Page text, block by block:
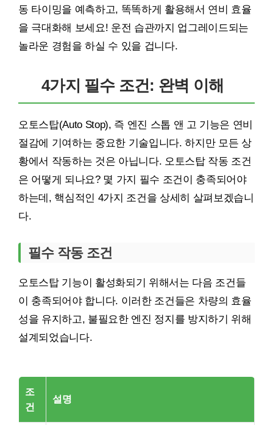
동 타이밍을 예측하고, 똑똑하게 활용해서 연비 효율
을 극대화해 보세요! 운전 습관까지 업그레이드되는
놀라운 경험을 하실 수 있을 겁니다.
4가지 필수 조건: 완벽 이해
오토스탑(Auto Stop), 즉 엔진 스톱 앤 고 기능은 연비
절감에 기여하는 중요한 기술입니다. 하지만 모든 상
황에서 작동하는 것은 아닙니다. 오토스탑 작동 조건
은 어떻게 되나요? 몇 가지 필수 조건이 충족되어야
하는데, 핵심적인 4가지 조건을 상세히 살펴보겠습니
다.
필수 작동 조건
오토스탑 기능이 활성화되기 위해서는 다음 조건들
이 충족되어야 합니다. 이러한 조건들은 차량의 효율
성을 유지하고, 불필요한 엔진 정지를 방지하기 위해
설계되었습니다.
조
건
설명